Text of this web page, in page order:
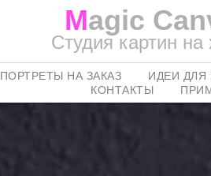
Magic
Студия картин на
ПОРТРЕТЫ НА ЗАКАЗ ИДЕИ ДЛЯ
КОНТАКТЫ